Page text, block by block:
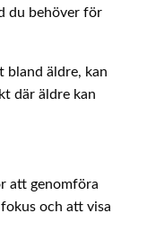
du behöver för
bland äldre, kan
där äldre kan
att genomföra
och att visa